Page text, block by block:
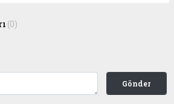
(0)
Gönder